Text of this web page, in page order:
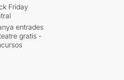
Friday
entrades
gratis -